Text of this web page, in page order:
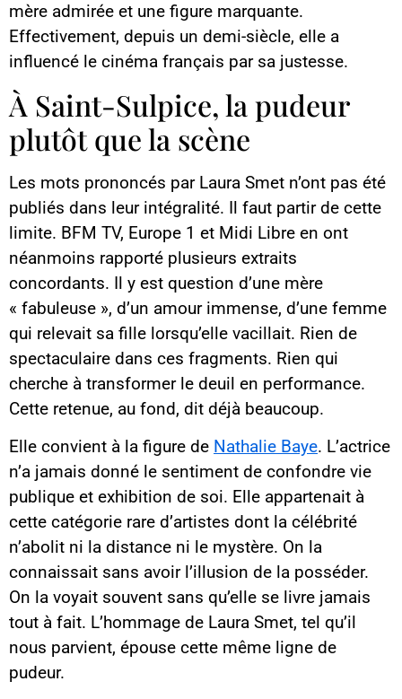
mère admirée et une figure marquante.
Effectivement, depuis un demi-siècle, elle a
influencé le cinéma français par sa justesse.
À Saint-Sulpice, la pudeur
plutôt que la scène
Les mots prononcés par Laura Smet n’ont pas été
publiés dans leur intégralité. Il faut partir de cette
limite. BFM TV, Europe 1 et Midi Libre en ont
néanmoins rapporté plusieurs extraits
concordants. Il y est question d’une mère
« fabuleuse », d’un amour immense, d’une femme
qui relevait sa fille lorsqu’elle vacillait. Rien de
spectaculaire dans ces fragments. Rien qui
cherche à transformer le deuil en performance.
Cette retenue, au fond, dit déjà beaucoup.
Elle convient à la figure de Nathalie Baye. L’actrice
n’a jamais donné le sentiment de confondre vie
publique et exhibition de soi. Elle appartenait à
cette catégorie rare d’artistes dont la célébrité
n’abolit ni la distance ni le mystère. On la
connaissait sans avoir l’illusion de la posséder.
On la voyait souvent sans qu’elle se livre jamais
tout à fait. L’hommage de Laura Smet, tel qu’il
nous parvient, épouse cette même ligne de
pudeur.